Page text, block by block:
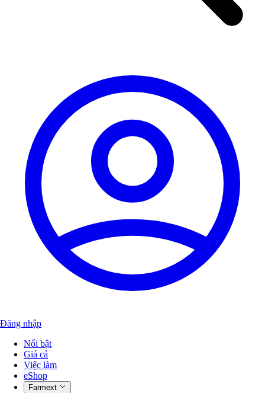
Đăng nhập
Nổi bật
Giá cả
Việc làm
eShop
Farmext